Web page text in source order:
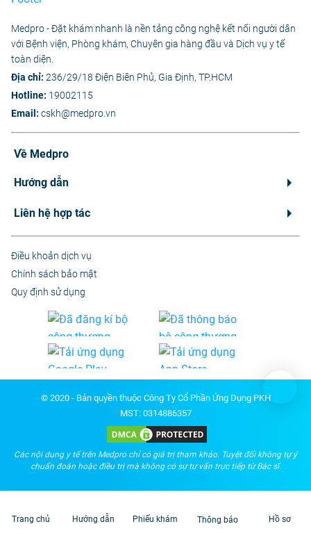
Medpro - Đặt khám nhanh là nền tảng công nghệ kết nối người dân
với Bệnh viện, Phòng khám, Chuyên gia hàng đầu và Dịch vụ y tế
toàn diện.
Địa chỉ: 236/29/18 Điện Biên Phủ, Gia Định, TP.HCM
Hotline: 19002115
Email: cskh@medpro.vn
Về Medpro
Hướng dẫn
Liên hệ hợp tác
Điều khoản dịch vụ
Chính sách bảo mật
Quy định sử dụng
© 2020 - Bản quyền thuộc Công Ty Cổ Phần Ứng Dụng PKH
MST: 0314886357
Các nội dung y tế trên Medpro chỉ có giá trị tham khảo. Tuyệt đối không tự ý
chuẩn đoán hoặc điều trị mà không có sự tư vấn trực tiếp từ Bác sĩ.
Trang chủ Hướng dẫn Phiếu khám Thông báo Hồ sơ